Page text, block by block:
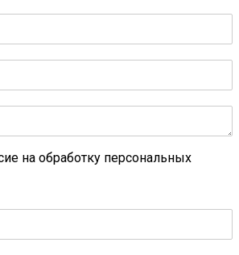
на обработку персональных